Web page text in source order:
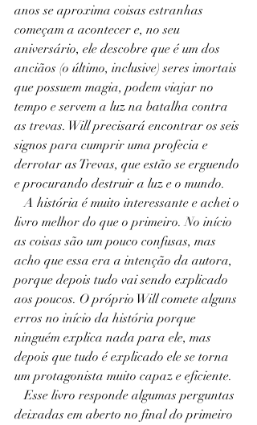
anos se aproxima coisas estranhas
começam a acontecer e, no seu
aniversário, ele descobre que é um dos
anciãos (o último, inclusive) seres imortais
que possuem magia, podem viajar no
tempo e servem a luz na batalha contra
as trevas. Will precisará encontrar os seis
signos para cumprir uma profecia e
derrotar as Trevas, que estão se erguendo
e procurando destruir a luz e o mundo.
   A história é muito interessante e achei o
livro melhor do que o primeiro. No início
as coisas são um pouco confusas, mas
acho que essa era a intenção da autora,
porque depois tudo vai sendo explicado
aos poucos. O próprio Will comete alguns
erros no início da história porque
ninguém explica nada para ele, mas
depois que tudo é explicado ele se torna
um protagonista muito capaz e eficiente.
   Esse livro responde algumas perguntas
deixadas em aberto no final do primeiro